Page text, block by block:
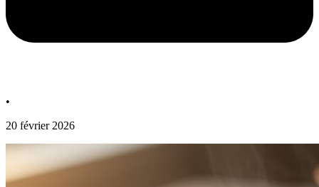
•
20 février 2026